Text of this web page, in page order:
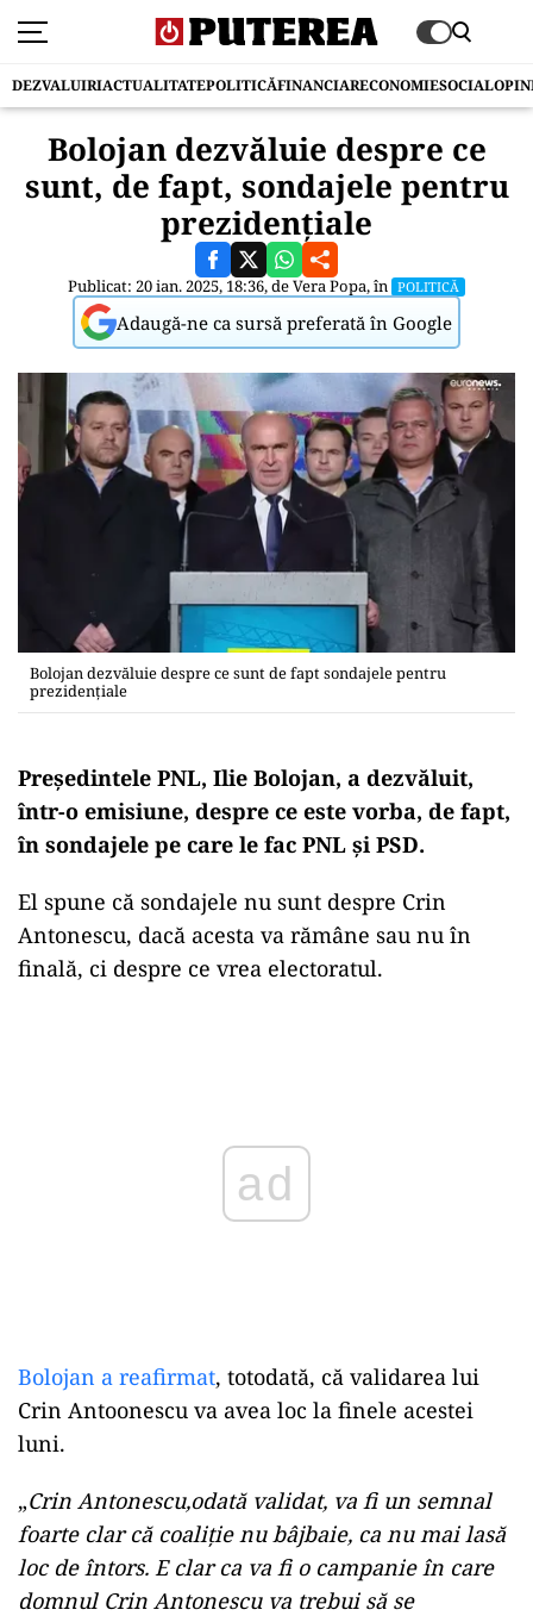
DEZVALUIRIACTUALITATEPOLITICĂFINANCIARECONOMIESOCIAL
Bolojan dezvăluie despre ce
sunt, de fapt, sondajele pentru
prezidențiale
Publicat: 20 ian. 2025, 18:36, deVera Popa, în POLITICĂ
Adaugă-ne ca sursă preferată în Google
Bolojan dezvăluie despre ce sunt de fapt sondajele pentru
prezidențiale
Președintele PNL, Ilie Bolojan, a dezvăluit,
într-o emisiune, despre ce este vorba, de fapt,
în sondajele pe care le fac PNL și PSD.
El spune că sondajele nu sunt despre Crin
Antonescu, dacă acesta va rămâne sau nu în
finală, ci despre ce vrea electoratul.
Bolojan a reafirmat, totodată, că validarea lui
Crin Antoonescu va avea loc la finele acestei
luni.
„Crin Antonescu,odată validat, va fi un semnal
foarte clar că coaliție nu bâjbaie, ca nu mai lasă
loc de întors. E clar ca va fi o campanie în care
domnul Crin Antonescu va trebui să se